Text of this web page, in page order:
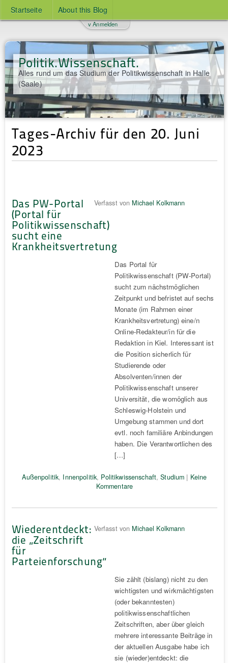
Startseite About this Blog
Politik.Wissenschaft.
Alles rund um das Studium der Politikwissenschaft in Halle
(Saale)
v Anmelden
Tages-Archiv für den 20. Juni
2023
Das PW-Portal
(Portal für
Politikwissenschaft)
sucht eine
Krankheitsvertretung
Verfasst von Michael Kolkmann
Das Portal für
Politikwissenschaft (PW-Portal)
sucht zum nächstmöglichen
Zeitpunkt und befristet auf sechs
Monate (im Rahmen einer
Krankheitsvertretung) eine/n
Online-Redakteur/in für die
Redaktion in Kiel. Interessant ist
die Position sicherlich für
Studierende oder
Absolventen/innen der
Politikwissenschaft unserer
Universität, die womöglich aus
Schleswig-Holstein und
Umgebung stammen und dort
evtl. noch familiäre Anbindungen
haben. Die Verantwortlichen des
[…]
Außenpolitik, Innenpolitik, Politikwissenschaft,Studium | Keine
Kommentare
Wiederentdeckt:
die „Zeitschrift
für
Parteienforschung“
Verfasst von Michael Kolkmann
Sie zählt (bislang) nicht zu den
wichtigsten und wirkmächtigsten
(oder bekanntesten)
politikwissenschaftlichen
Zeitschriften, aber über gleich
mehrere interessante Beiträge in
der aktuellen Ausgabe habe ich
sie (wieder)entdeckt: die